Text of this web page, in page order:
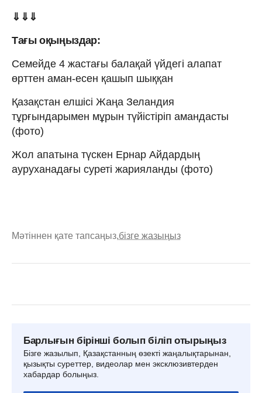
⇓⇓⇓
Тағы оқыңыздар:
Семейде 4 жастағы балақай үйдегі алапат
өрттен аман-есен қашып шыққан
Қазақстан елшісі Жаңа Зеландия
тұрғындарымен мұрын түйістіріп амандасты
(фото)
Жол апатына түскен Ернар Айдардың
ауруханадағы суреті жарияланды (фото)
Мәтіннен қате тапсаңыз,бізге жазыңыз
Барлығын бірінші болып біліп отырыңыз
Бізге жазылып, Қазақстанның өзекті жаңалықтарынан,
қызықты суреттер, видеолар мен эксклюзивтерден
хабардар болыңыз.